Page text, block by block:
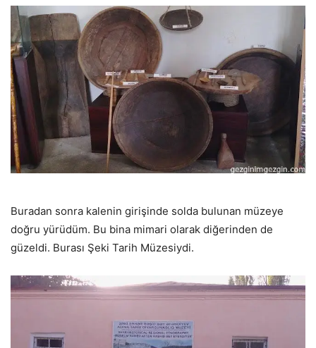
Buradan sonra kalenin girişinde solda bulunan müzeye
doğru yürüdüm. Bu bina mimari olarak diğerinden de
güzeldi. Burası Şeki Tarih Müzesiydi.